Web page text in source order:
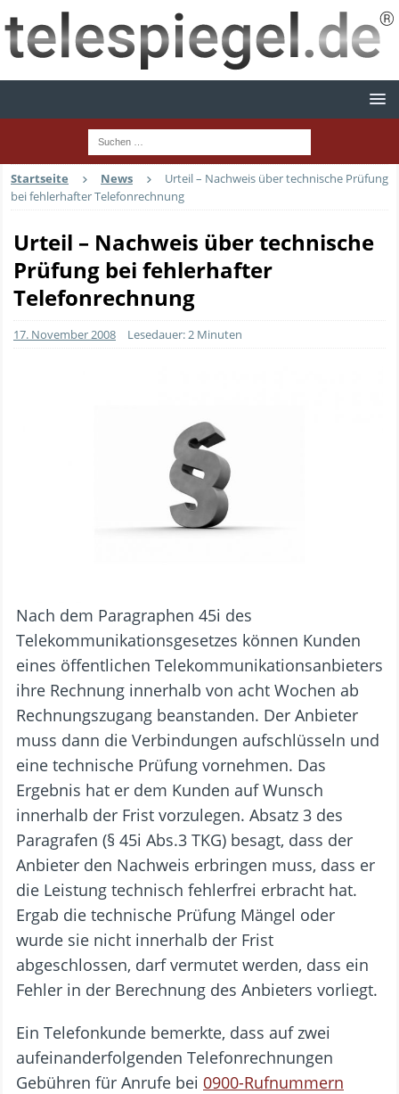
Startseite News
Urteil – Nachweis über technische Prüfung
bei fehlerhafter Telefonrechnung
Urteil – Nachweis über technische
Prüfung bei fehlerhafter
Telefonrechnung
17. November 2008 Lesedauer: 2 Minuten
Nach dem Paragraphen 45i des
Telekommunikationsgesetzes können Kunden
eines öffentlichen Telekommunikationsanbieters
ihre Rechnung innerhalb von acht Wochen ab
Rechnungszugang beanstanden. Der Anbieter
muss dann die Verbindungen aufschlüsseln und
eine technische Prüfung vornehmen. Das
Ergebnis hat er dem Kunden auf Wunsch
innerhalb der Frist vorzulegen. Absatz 3 des
Paragrafen (§ 45i Abs.3 TKG) besagt, dass der
Anbieter den Nachweis erbringen muss, dass er
die Leistung technisch fehlerfrei erbracht hat.
Ergab die technische Prüfung Mängel oder
wurde sie nicht innerhalb der Frist
abgeschlossen, darf vermutet werden, dass ein
Fehler in der Berechnung des Anbieters vorliegt.
Ein Telefonkunde bemerkte, dass auf zwei
aufeinanderfolgenden Telefonrechnungen
Gebühren für Anrufe bei 0900-Rufnummern